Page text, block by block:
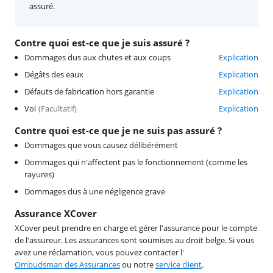
Contre quoi est-ce que je suis assuré ?
Dommages dus aux chutes et aux coups
Explication
Dégâts des eaux
Explication
Défauts de fabrication hors garantie
Explication
Vol (Facultatif) Explication
Contre quoi est-ce que je ne suis pas assuré ?
Dommages que vous causez délibérément
Dommages qui n'affectent pas le fonctionnement (comme les
rayures)
Dommages dus à une négligence grave
Assurance XCover
XCover peut prendre en charge et gérer l'assurance pour le compte
de l'assureur. Les assurances sont soumises au droit belge. Si vous
avez une réclamation, vous pouvez contacter l'
Ombudsman des Assurancesou notreservice client.
assuré.